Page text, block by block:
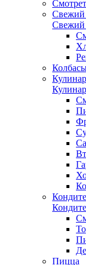
Свежий
Свежий
Пицца